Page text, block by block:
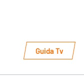
Guida Tv